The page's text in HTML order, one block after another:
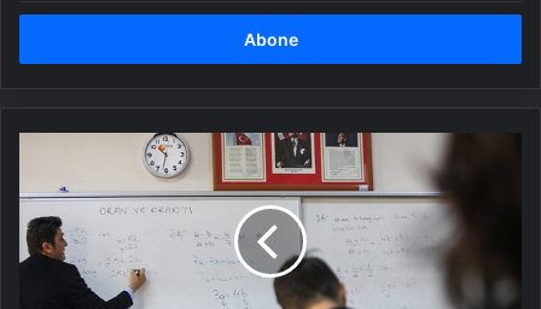
adresinizi
ücretlerine
düzenleme:
Karar
Gazete'de